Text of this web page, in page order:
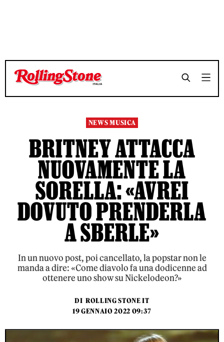
TEMPO DI LETTURA 3 MINUTI SHARE
TEMPO DI LETTURA 3 MINUTI SHARE
NEWS MUSICA
BRITNEY ATTACCA
NUOVAMENTE LA
SORELLA: «AVREI
DOVUTO PRENDERLA
A SBERLE»
In un nuovo post, poi cancellato, la popstar non le
manda a dire: «Come diavolo fa una dodicenne ad
ottenere uno show su Nickelodeon?»
DI ROLLING STONE IT
19 GENNAIO 2022 09:37